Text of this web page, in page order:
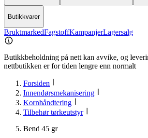
Butikkvarer
BruktmarkedFagstoffKampanjerLagersalg
Butikkbeholdning på nett kan avvike, og
nettbutikken er for tiden lengre enn normalt
Forsiden
Innendørsmekanisering
Kornhåndtering
Tilbehør tørkeutstyr
Bend 45 gr